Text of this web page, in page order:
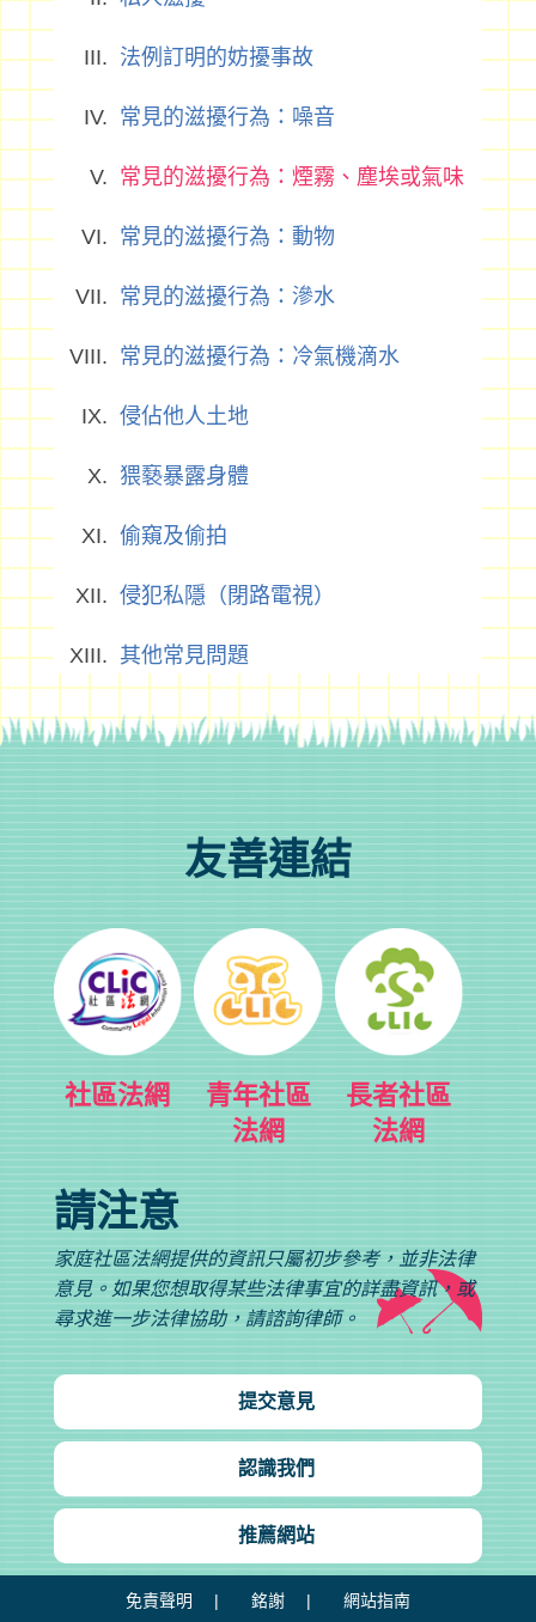
法例訂明的妨擾事故
常見的滋擾行為：噪音
常見的滋擾行為：煙霧、塵埃或氣味
常見的滋擾行為：動物
常見的滋擾行為：滲水
常見的滋擾行為：冷氣機滴水
侵佔他人土地
猥褻暴露身體
偷窺及偷拍
侵犯私隱（閉路電視）
其他常見問題
友善連結
社區法網
青年社區
法網
長者社區
法網
請注意
家庭社區法網提供的資訊只屬初步參考，並非法律
意見。如果您想取得某些法律事宜的詳盡資訊，或
尋求進一步法律協助，請諮詢律師。
提交意見
認識我們
推薦網站
免責聲明 銘謝 網站指南